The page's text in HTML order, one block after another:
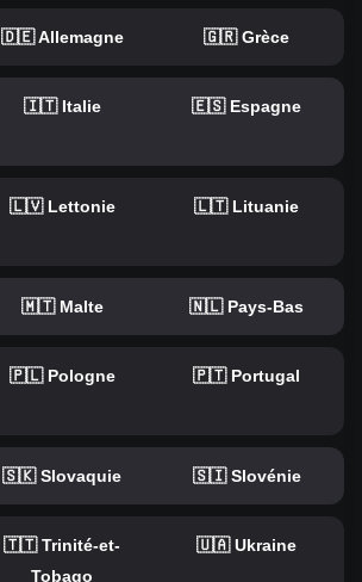
🇩🇪 Allemagne 🇬🇷 Grèce
🇮🇹 Italie 🇪🇸 Espagne
🇱🇻 Lettonie 🇱🇹 Lituanie
🇲🇹 Malte 🇳🇱 Pays-Bas
🇵🇱 Pologne 🇵🇹 Portugal
🇸🇰 Slovaquie 🇸🇮 Slovénie
🇹🇹 Trinité-et-
Tobago
🇺🇦 Ukraine